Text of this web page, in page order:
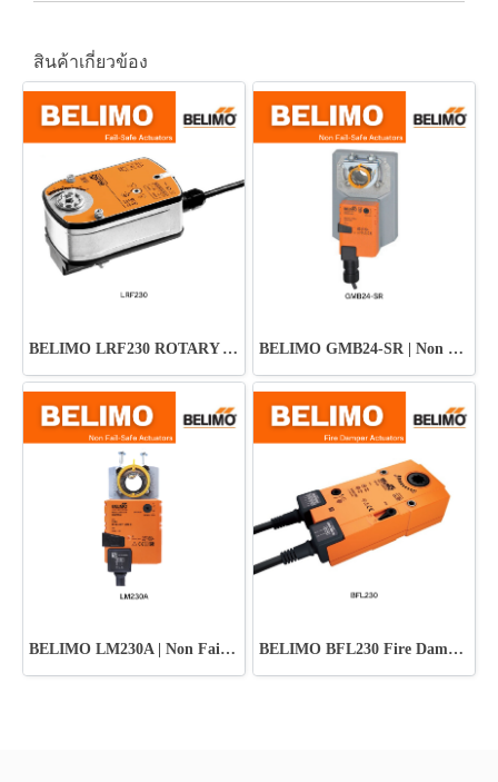
สินค้าเกี่ยวข้อง
BELIMO LRF230 ROTARY ACTUATOR BELIMO GMB24-SR | Non Fail-Safe Actuators
BELIMO LM230A | Non Fail-Safe Actuators BELIMO BFL230 Fire Damper Actuators